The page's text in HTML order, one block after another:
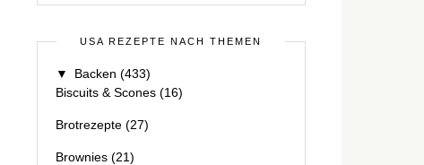
USA REZEPTE NACH THEMEN
▼ Backen (433)
Biscuits & Scones (16)
Brotrezepte (27)
Brownies (21)